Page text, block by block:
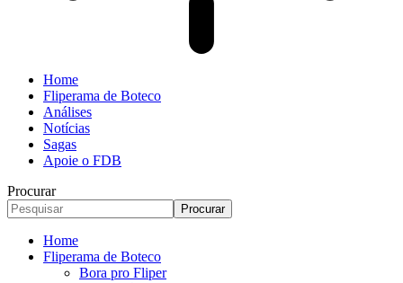
Home
Fliperama de Boteco
Análises
Notícias
Sagas
Apoie o FDB
Procurar
Home
Fliperama de Boteco
Bora pro Fliper